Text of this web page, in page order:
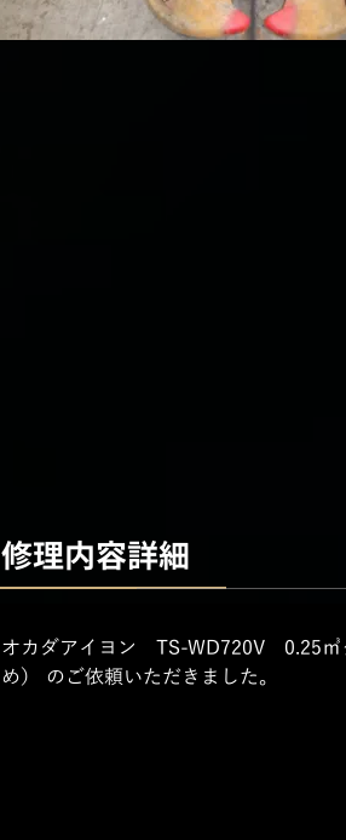
修理内容詳細
オカダアイヨン　TS-WD720V　0.25
め） のご依頼いただきました。